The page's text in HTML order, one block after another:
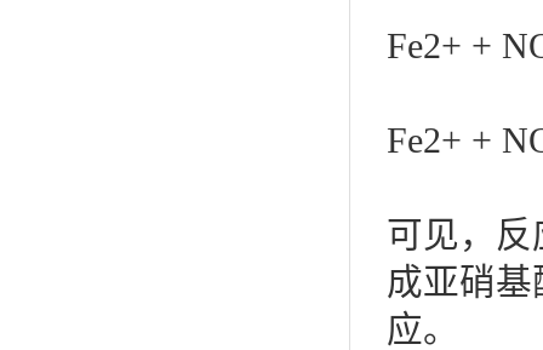
Fe2+ +
Fe2+
可见，反
成亚硝基
应。